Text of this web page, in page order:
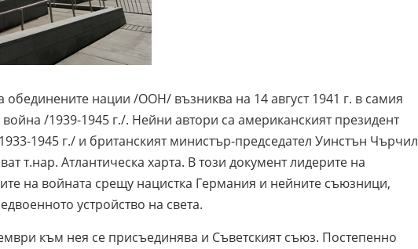
обединените нации /ООН/ възниква на 14 август 1941 г. в самия
война /1939-1945 г./. Нейни автори са американският президент
1945 г./ и британският министър-председател Уинстън Чърчил
т.нар. Атлантическа харта. В този документ лидерите на
на войната срещу нацистка Германия и нейните съюзници,
устройство на света.
към нея се присъединява и Съветският съюз. Постепенно